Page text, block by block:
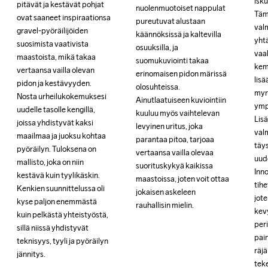
pitävät ja kestävät pohjat
ovat saaneet inspiraationsa
gravel-pyöräilijöiden
suosimista vaativista
maastoista, mikä takaa
vertaansa vailla olevan
pidon ja kestävyyden.
Nosta urheilukokemuksesi
uudelle tasolle kengillä,
joissa yhdistyvät kaksi
maailmaa ja juoksu kohtaa
pyöräilyn. Tuloksena on
mallisto, joka on niin
kestävä kuin tyylikäskin.
Kenkien suunnittelussa oli
kyse paljon enemmästä
kuin pelkästä yhteistyöstä,
sillä niissä yhdistyvät
teknisyys, tyyli ja pyöräilyn
jännitys.
pitävät ja kestävät pohjat
ovat saaneet inspiraationsa
gravel-pyöräilijöiden
suosimista vaativista
maastoista, mikä takaa
vertaansa vailla olevan
pidon ja kestävyyden.
Nosta urheilukokemuksesi
uudelle tasolle kengillä,
joissa yhdistyvät kaksi
maailmaa ja juoksu kohtaa
pyöräilyn. Tuloksena on
mallisto, joka on niin
kestävä kuin tyylikäskin.
Kenkien suunnittelussa oli
kyse paljon enemmästä
kuin pelkästä yhteistyöstä,
sillä niissä yhdistyvät
teknisyys, tyyli ja pyöräilyn
jännitys.
nuolenmuotoiset nappulat
pureutuvat alustaan
käännöksissä ja kaltevilla
osuuksilla, ja
suomukuviointi takaa
erinomaisen pidon märissä
olosuhteissa.
Ainutlaatuiseen kuviointiin
kuuluu myös vaihtelevan
levyinen uritus, joka
parantaa pitoa, tarjoaa
vertaansa vailla olevaa
suorituskykyä kaikissa
maastoissa, joten voit ottaa
jokaisen askeleen
rauhallisin mielin.
nuolenmuotoiset nappulat
pureutuvat alustaan
käännöksissä ja kaltevilla
osuuksilla, ja
suomukuviointi takaa
erinomaisen pidon märissä
olosuhteissa.
Ainutlaatuiseen kuviointiin
kuuluu myös vaihtelevan
levyinen uritus, joka
parantaa pitoa, tarjoaa
vertaansa vailla olevaa
suorituskykyä kaikissa
maastoissa, joten voit ottaa
jokaisen askeleen
rauhallisin mielin.